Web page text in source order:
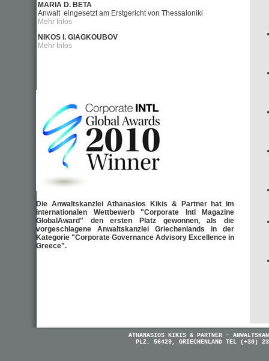
MARIA D. BETA
Anwalt eingesetzt am Erstgericht von Thessaloniki
Mehr Infos
NIKOS Ι. GIAGKOUBOV
Mehr Infos
Die Anwaltskanzlei Athanasios Kikis & Partner hat im
internationalen Wettbewerb "Corporate Intl Magazine
GlobalAward" den ersten Platz gewonnen, als die
vorgeschlagene Anwaltskanzlei Griechenlands in der
Kategorie "Corporate Governance Advisory Excellence in
Greece".
ATHANASIOS KIKIS & PARTNER –
PLZ. 56429, GRIECHENLAND TEL (+30)